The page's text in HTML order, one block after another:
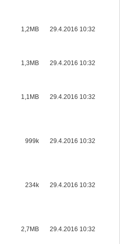
1,2MB 29.4.2016 10:32
1,3MB 29.4.2016 10:32
1,1MB 29.4.2016 10:32
999k 29.4.2016 10:32
234k 29.4.2016 10:32
2,7MB 29.4.2016 10:32